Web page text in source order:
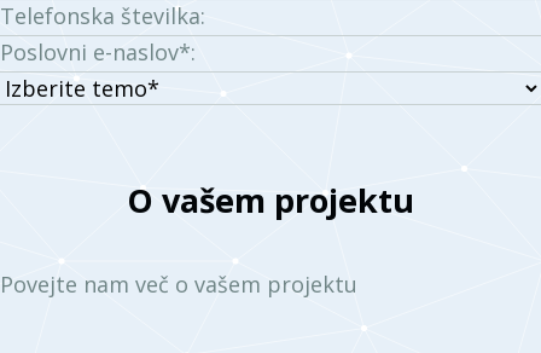
Telefonska številka:
Poslovni e-naslov*:
Izberite
O vašem projektu
Povejte nam več o vašem projektu